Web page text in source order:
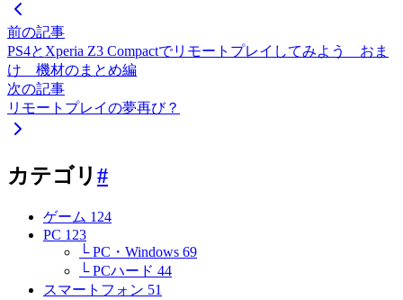
前の記事
PS4とXperia Z3 Compactでリモートプレイしてみよう おま
け 機材のまとめ編
次の記事
リモートプレイの夢再び？
カテゴリ #
ゲーム 124
PC 123
└ PC・Windows 69
└ PCハード 44
スマートフォン 51